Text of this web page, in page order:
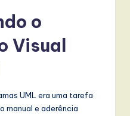
o
Visual
UML era uma tarefa
manual e aderência